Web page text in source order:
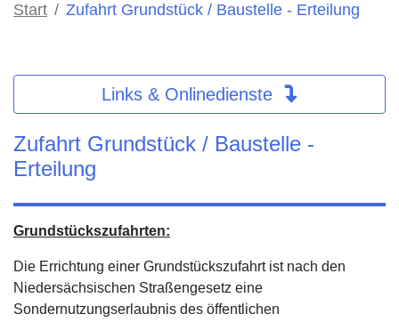
Start Zufahrt Grundstück / Baustelle - Erteilung
Links & Onlinedienste
Zufahrt Grundstück / Baustelle -
Erteilung
Grundstückszufahrten:
Die Errichtung einer Grundstückszufahrt ist nach den
Niedersächsischen Straßengesetz eine
Sondernutzungserlaubnis des öffentlichen